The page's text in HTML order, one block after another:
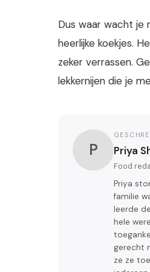
Dus waar wacht je
heerlijke koekjes.
zeker verrassen.
lekkernijen die je
P Priya
Food
Priya
familie
leerde
hele
gerecht
ze ze